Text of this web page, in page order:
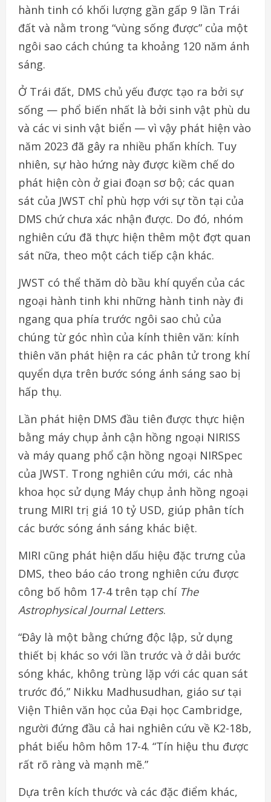
hành tinh có khối lượng gần gấp 9 lần Trái
đất và nằm trong “vùng sống được” của một
ngôi sao cách chúng ta khoảng 120 năm ánh
sáng.
Ở Trái đất, DMS chủ yếu được tạo ra bởi sự
sống — phổ biến nhất là bởi sinh vật phù du
và các vi sinh vật biển — vì vậy phát hiện vào
năm 2023 đã gây ra nhiều phấn khích. Tuy
nhiên, sự hào hứng này được kiềm chế do
phát hiện còn ở giai đoạn sơ bộ; các quan
sát của JWST chỉ phù hợp với sự tồn tại của
DMS chứ chưa xác nhận được. Do đó, nhóm
nghiên cứu đã thực hiện thêm một đợt quan
sát nữa, theo một cách tiếp cận khác.
JWST có thể thăm dò bầu khí quyển của các
ngoại hành tinh khi những hành tinh này đi
ngang qua phía trước ngôi sao chủ của
chúng từ góc nhìn của kính thiên văn: kính
thiên văn phát hiện ra các phân tử trong khí
quyển dựa trên bước sóng ánh sáng sao bị
hấp thụ.
Lần phát hiện DMS đầu tiên được thực hiện
bằng máy chụp ảnh cận hồng ngoại NIRISS
và máy quang phổ cận hồng ngoại NIRSpec
của JWST. Trong nghiên cứu mới, các nhà
khoa học sử dụng Máy chụp ảnh hồng ngoại
trung MIRI trị giá 10 tỷ USD, giúp phân tích
các bước sóng ánh sáng khác biệt.
MIRI cũng phát hiện dấu hiệu đặc trưng của
DMS, theo báo cáo trong nghiên cứu được
công bố hôm 17-4 trên tạp chí The
Astrophysical Journal Letters.
“Đây là một bằng chứng độc lập, sử dụng
thiết bị khác so với lần trước và ở dải bước
sóng khác, không trùng lặp với các quan sát
trước đó,” Nikku Madhusudhan, giáo sư tại
Viện Thiên văn học của Đại học Cambridge,
người đứng đầu cả hai nghiên cứu về K2-18b,
phát biểu hôm hôm 17-4. “Tín hiệu thu được
rất rõ ràng và mạnh mẽ.”
Dựa trên kích thước và các đặc điểm khác,